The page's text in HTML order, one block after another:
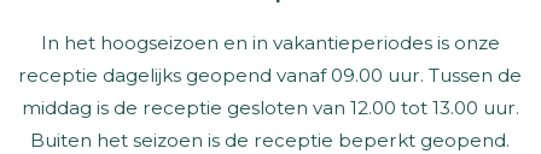
In het hoogseizoen en in vakantieperiodes is onze
receptie dagelijks geopend vanaf 09.00 uur. Tussen de
middag is de receptie gesloten van 12.00 tot 13.00 uur.
Buiten het seizoen is de receptie beperkt geopend.